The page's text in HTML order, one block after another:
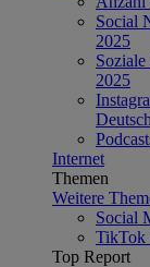
Social
2025
2025
Internet
Themen
Weitere
Social
TikTok
Top Report